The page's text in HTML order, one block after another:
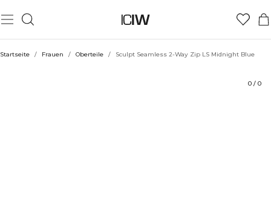
Startseite / Frauen / Oberteile / Sculpt Seamless 2-Way Zip LS Midnight Blue
0 / 0